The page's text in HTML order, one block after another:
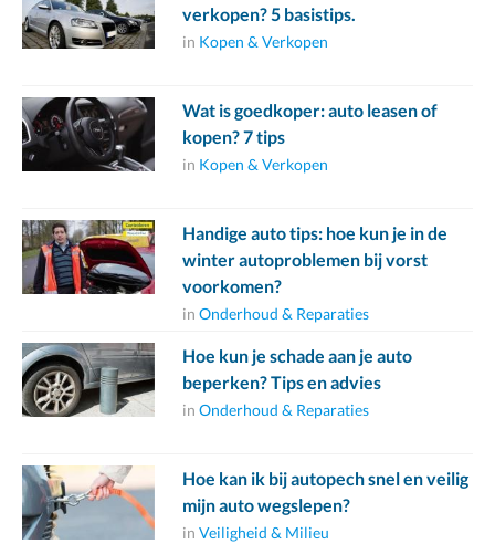
verkopen? 5 basistips.
in Kopen & Verkopen
Wat is goedkoper: auto leasen of
kopen? 7 tips
in Kopen & Verkopen
Handige auto tips: hoe kun je in de
winter autoproblemen bij vorst
voorkomen?
in Onderhoud & Reparaties
Hoe kun je schade aan je auto
beperken? Tips en advies
in Onderhoud & Reparaties
Hoe kan ik bij autopech snel en veilig
mijn auto wegslepen?
in Veiligheid & Milieu